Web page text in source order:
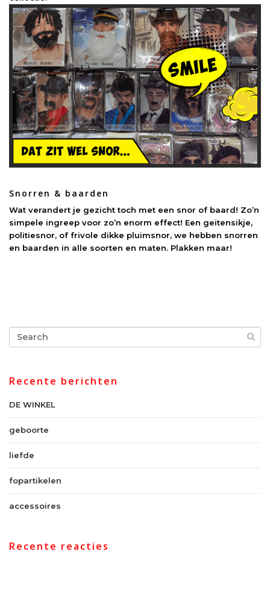
Snorren & baarden
Wat verandert je gezicht toch met een snor of baard! Zo’n
simpele ingreep voor zo’n enorm effect! Een geitensikje,
politiesnor, of frivole dikke pluimsnor, we hebben snorren
en baarden in alle soorten en maten. Plakken maar!
Recente berichten
DE WINKEL
geboorte
liefde
fopartikelen
accessoires
Recente reacties